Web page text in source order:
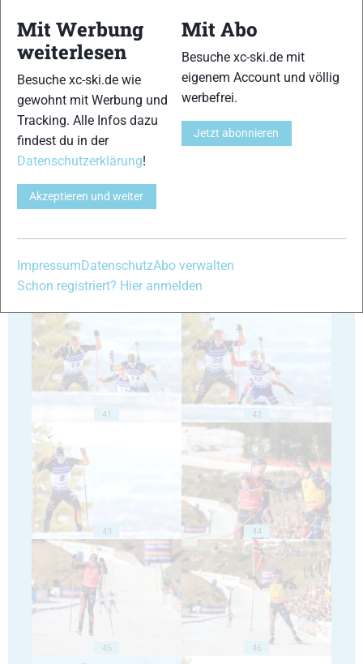
36
41 42
43 44
45 46
Mit Werbung
weiterlesen
Besuche xc-ski.de wie
gewohnt mit Werbung und
Tracking. Alle Infos dazu
findest du in der
Datenschutzerklärung!
Akzeptieren und weiter
Mit Abo
Besuche xc-ski.de mit
eigenem Account und völlig
werbefrei.
Jetzt abonnieren
ImpressumDatenschutzAbo verwalten
Schon registriert? Hier anmelden